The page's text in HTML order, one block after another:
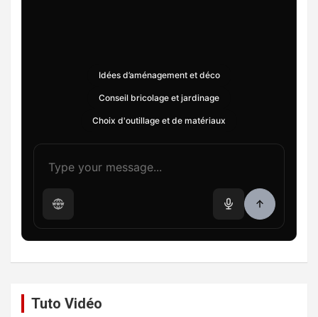
Idées d’aménagement et déco
Conseil bricolage et jardinage
Choix d'outillage et de matériaux
Tuto Vidéo